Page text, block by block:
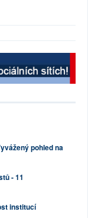
pohled na
- 11
institucí